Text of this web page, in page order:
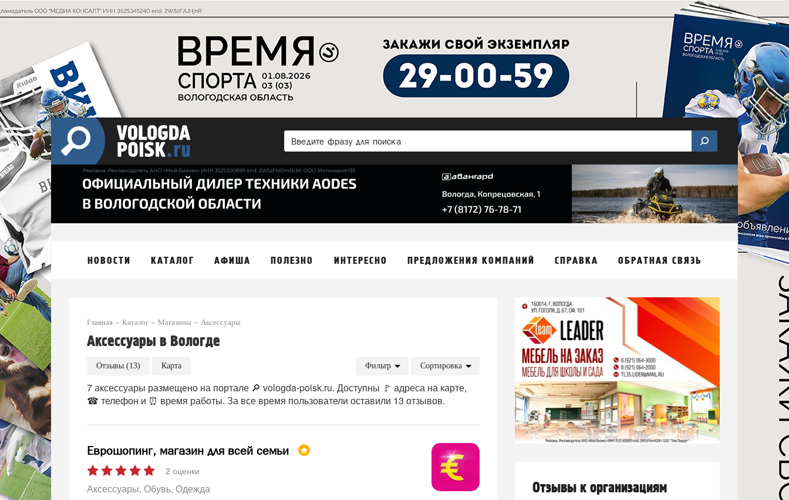
НОВОСТИ КАТАЛОГ АФИША ПОЛЕЗНО ИНТЕРЕСНО ПРЕДЛОЖЕНИЯ КОМПАНИЙ СПРАВКА ОБРАТНАЯ СВЯЗЬ
Главная Каталог Магазины Аксессуары
Аксессуары в Вологде
Отзывы (13) Карта Фильтр Сортировка
7 аксессуары размещено на портале 🔎 vologda-poisk.ru. Доступны 🚩 адреса на карте,
☎ телефон и ⏰ время работы. За все время пользователи оставили 13 отзывов.
Еврошопинг, магазин для всей семьи
2 оценки
Аксессуары Обувь Одежда
Отзывы к организациям